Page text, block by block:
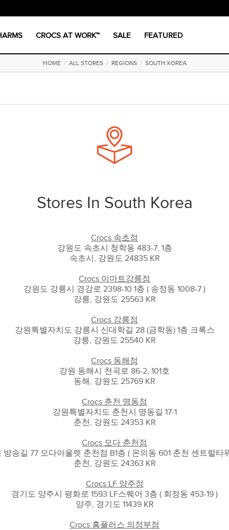
CROCS AT WORK™ SALE FEATURED
HOME/ ALL STORES/ REGIONS/ SOUTH KOREA
Stores In South Korea
Crocs 속초점
강원도 속초시 청학동 483-7, 1층
속초시, 강원도 24835 KR
Crocs 이마트강릉점
강원도 강릉시 경강로 2398-10 1층 ( 송정동 1008-7 )
강릉, 강원도 25563 KR
Crocs 강릉점
강원특별자치도 강릉시 신대학길 28 (금학동) 1층 크록스
강릉, 강원도 25540 KR
Crocs 동해점
강원 동해시 천곡로 86-2, 101호
동해, 강원도 25769 KR
Crocs 춘천 명동점
강원특별자치도 춘천시 명동길 17-1
춘천, 강원도 24353 KR
Crocs 모다 춘천점
방송길 77 모다아울렛 춘천점 B1층 ( 온의동 601 춘천 센트럴타
춘천, 강원도 24363 KR
Crocs LF 양주점
경기도 양주시 평화로 1593 LF스퀘어 3층 ( 회정동 453-19 )
양주, 경기도 11439 KR
Crocs 홈플러스 의정부점